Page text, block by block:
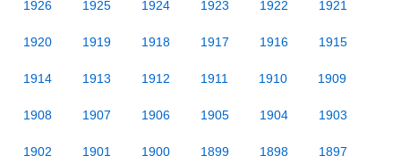
1926 1925 1924 1923 1922 1921
1920 1919 1918 1917 1916 1915
1914 1913 1912 1911 1910 1909
1908 1907 1906 1905 1904 1903
1902 1901 1900 1899 1898 1897